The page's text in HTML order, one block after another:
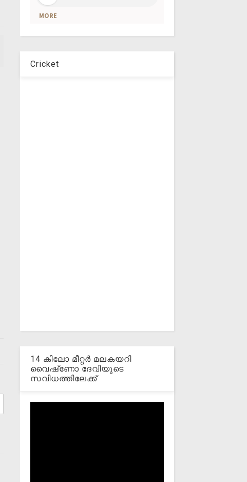
Cricket
14 കിലോ മീറ്റര്‍ മലകയറി
വൈഷ്‌ണോ ദേവിയുടെ
സവിധത്തിലേക്ക്